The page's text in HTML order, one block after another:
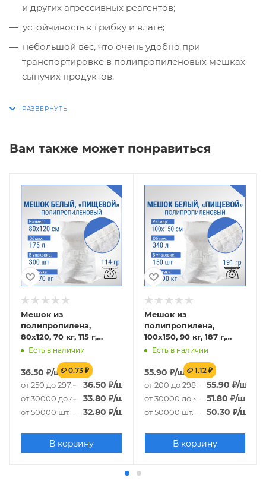
и других агрессивных реагентов;
устойчивость к грибку и влаге;
небольшой вес, что очень удобно при
транспортировке в полипропиленовых мешках
сыпучих продуктов.
Вам также может понравиться
Мешок из
полипропилена,
80x120, 70 кг, 115 г,
белый
Есть в наличии
36.50 ₽/шт. 0.73 ₽
от 250 до 29750 шт.36.50 ₽/шт.
от 30000 до 49750 шт.
33.80 ₽/шт.
от 50000 шт. 32.80 ₽/шт.
В корзину
Мешок из
полипропилена,
100x150, 90 кг, 187 г,
белый
Есть в наличии
55.90 ₽/шт. 1.12 ₽
от 200 до 29800 шт.
55.90 ₽/шт.
от 30000 до 49800 шт.
51.80 ₽/шт.
от 50000 шт. 50.30 ₽/шт.
В корзину